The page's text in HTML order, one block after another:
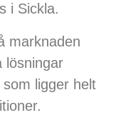
i Sickla.
marknaden
lösningar
ligger helt